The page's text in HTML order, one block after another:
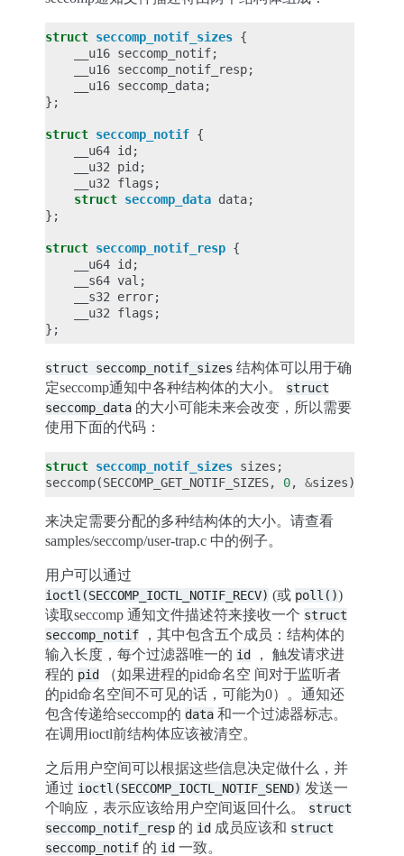
struct seccomp_notif_sizes {
__u16 seccomp_notif;
__u16 seccomp_notif_resp;
__u16 seccomp_data;
};
struct seccomp_notif {
__u64 id ;
__u32
pid ;
__u32
flags ;
struct seccomp_data data;
};
struct seccomp_notif_resp {
__u64 id ;
__s64 val ;
__s32
error;
__u32
flags ;
};
struct seccomp_notif_sizes 结构体可以用于确
定seccomp通知中各种结构体的大小。 struct
seccomp_data 的大小可能未来会改变，所以需要
使用下面的代码：
struct seccomp_notif_sizes sizes ;
seccomp(SECCOMP_GET_NOTIF_SIZES, 0, &sizes);
来决定需要分配的多种结构体的大小。请查看
samples/seccomp/user-trap.c 中的例子。
用户可以通过
ioctl(SECCOMP_IOCTL_NOTIF_RECV) (或 poll())
读取seccomp 通知文件描述符来接收一个 struct
seccomp_notif ，其中包含五个成员：结构体的
输入长度，每个过滤器唯一的 id
， 触发请求进
程的 pid
（如果进程的pid命名空 间对于监听者
的pid命名空间不可见的话，可能为0）。通知还
包含传递给seccomp的 data 和一个过滤器标志。
在调用ioctl前结构体应该被清空。
之后用户空间可以根据这些信息决定做什么，并
通过 ioctl(SECCOMP_IOCTL_NOTIF_SEND) 发送一
个响应，表示应该给用户空间返回什么。 struct
seccomp_notif_resp 的 id 成员应该和 struct
seccomp_notif 的 id 一致。